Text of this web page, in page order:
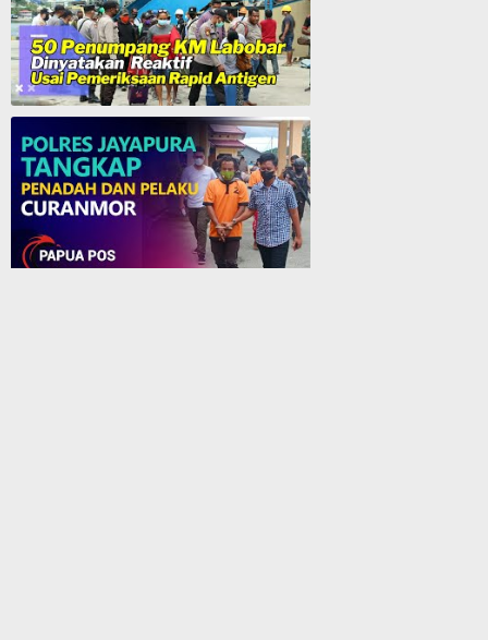
50 Penumpang KM. Labobar Dinyatakan Reaktif Usai Pemeriksaan Rapid Antigen